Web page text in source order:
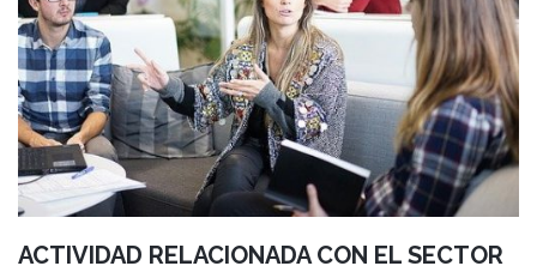
ACTIVIDAD RELACIONADA CON EL SECTOR